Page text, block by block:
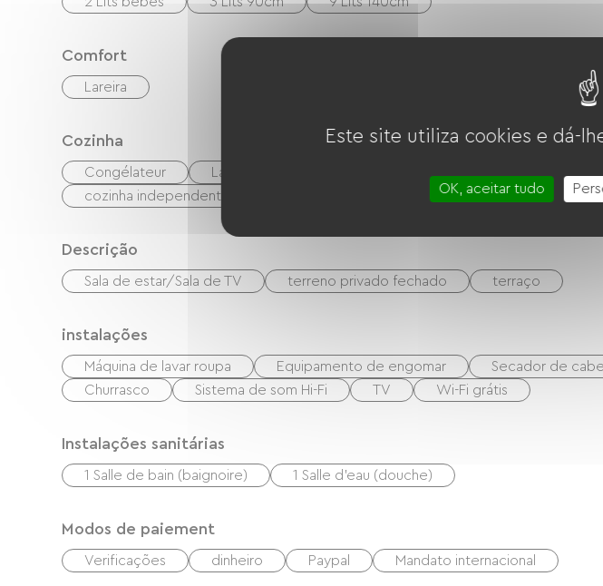
Comfort
Lareira
Cozinha
Congélateur Lave-vaisselle
cozinha independente
Descrição
Sala de estar/Sala de TV terreno privado fechado terraço
instalações
Máquina de lavar roupa Equipamento de engomar Secador de
Churrasco
Sistema de som Hi-Fi TV Wi-Fi grátis
Instalações sanitárias
1 Salle de bain (baignoire) 1 Salle d'eau (douche)
Modos de paiement
Verificações dinheiro Paypal Mandato internacional
Este site utiliza cookies e dá-
OK, aceitar tudo